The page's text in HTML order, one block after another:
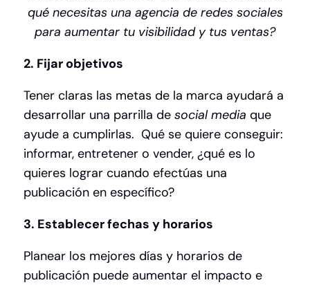
qué necesitas una agencia de redes sociales
para aumentar tu visibilidad y tus ventas?
2. Fijar objetivos
Tener claras las metas de la marca ayudará a
desarrollar una parrilla de social media que
ayude a cumplirlas. Qué se quiere conseguir:
informar, entretener o vender, ¿qué es lo
quieres lograr cuando efectúas una
publicación en específico?
3. Establecer fechas y horarios
Planear los mejores días y horarios de
publicación puede aumentar el impacto e